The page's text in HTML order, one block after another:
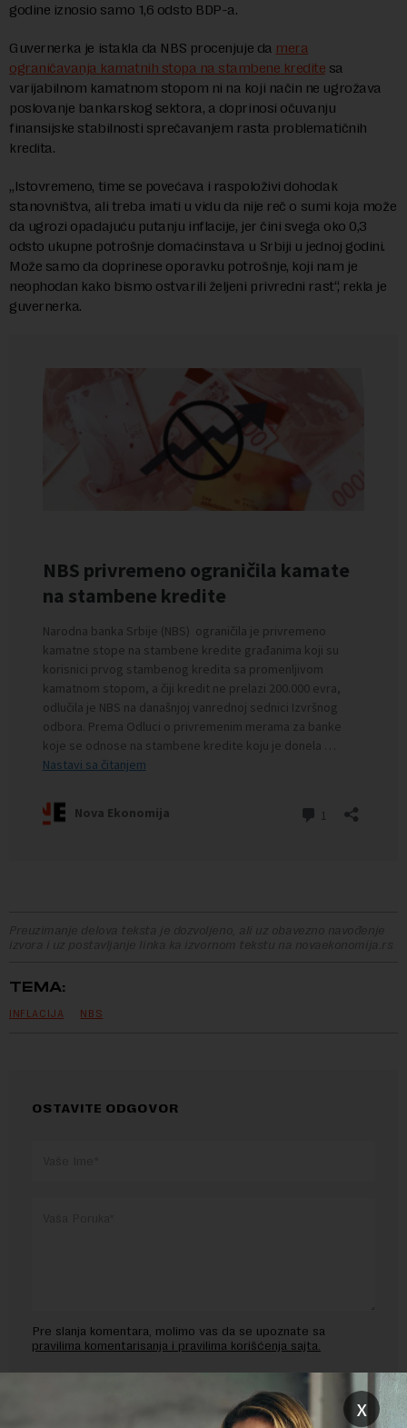
godine iznosio samo 1,6 odsto BDP-a.
Guvernerka je istakla da NBS procenjuje da mera
ograničavanja kamatnih stopa na stambene kredite sa
varijabilnom kamatnom stopom ni na koji način ne ugrožava
poslovanje bankarskog sektora, a doprinosi očuvanju
finansijske stabilnosti sprečavanjem rasta problematičnih
kredita.
„Istovremeno, time se povećava i raspoloživi dohodak
stanovništva, ali treba imati u vidu da nije reč o sumi koja može
da ugrozi opadajuću putanju inflacije, jer čini svega oko 0,3
odsto ukupne potrošnje domaćinstava u Srbiji u jednoj godini.
Može samo da doprinese oporavku potrošnje, koji nam je
neophodan kako bismo ostvarili željeni privredni rast“, rekla je
guvernerka.
Preuzimanje delova teksta je dozvoljeno, ali uz obavezno navođenje
izvora i uz postavljanje linka ka izvornom tekstu na novaekonomija.rs
TEMA:
INFLACIJA NBS
OSTAVITE ODGOVOR
Pre slanja komentara, molimo vas da se upoznate sa
pravilima komentarisanja i pravilima korišćenja sajta.
su primenjeni. x